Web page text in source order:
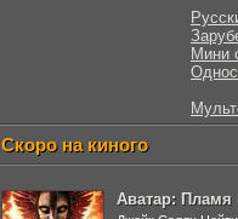
Мини
Скоро на киного
Аватар: Пламя